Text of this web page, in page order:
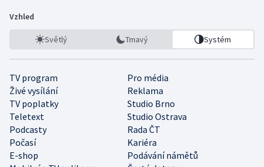
Vzhled
Světlý Tmavý Systém
TV program
Pro média
Živé vysílání
Reklama
TV poplatky
Studio Brno
Teletext
Studio Ostrava
Podcasty
Rada ČT
Počasí
Kariéra
E-shop
Podávání námětů